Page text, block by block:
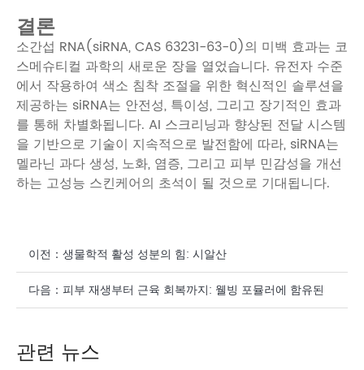
결론
소간섭 RNA(siRNA, CAS 63231-63-0)의 미백 효과는 코
스메슈티컬 과학의 새로운 장을 열었습니다. 유전자 수준
에서 작용하여 색소 침착 조절을 위한 혁신적인 솔루션을
제공하는 siRNA는 안전성, 특이성, 그리고 장기적인 효과
를 통해 차별화됩니다. AI 스크리닝과 향상된 전달 시스템
을 기반으로 기술이 지속적으로 발전함에 따라, siRNA는
멜라닌 과다 생성, 노화, 염증, 그리고 피부 민감성을 개선
하는 고성능 스킨케어의 초석이 될 것으로 기대됩니다.
이전： 생물학적 활성 성분의 힘: 시알산
다음： 피부 재생부터 근육 회복까지: 웰빙 포뮬러에 함유된
관련 뉴스